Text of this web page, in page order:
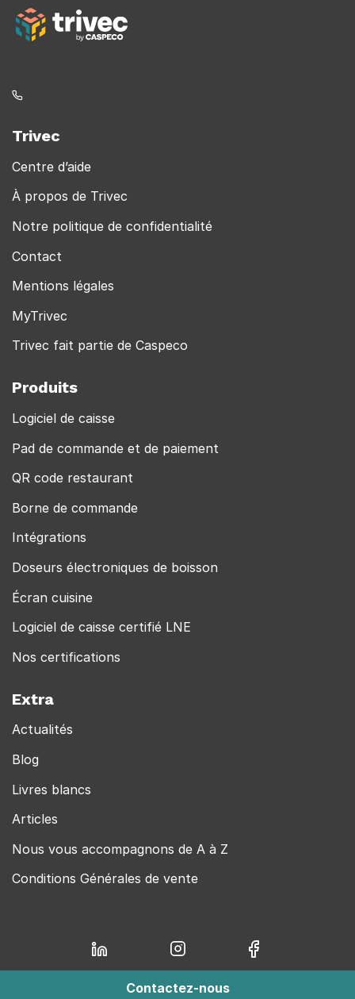
Trivec
Centre d’aide
À propos de Trivec
Notre politique de confidentialité
Contact
Mentions légales
MyTrivec
Trivec fait partie de Caspeco
Produits
Logiciel de caisse
Pad de commande et de paiement
QR code restaurant
Borne de commande
Intégrations
Doseurs électroniques de boisson
Écran cuisine
Logiciel de caisse certifié LNE
Nos certifications
Extra
Actualités
Blog
Livres blancs
Articles
Nous vous accompagnons de A à Z
Conditions Générales de vente
Contactez-nous